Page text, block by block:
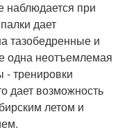
наблюдается при
дает
тазобедренные и
одна неотъемлемая
- тренировки
дает возможность
летом и